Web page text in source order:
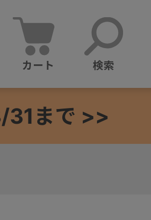
カート 検索
31まで >>